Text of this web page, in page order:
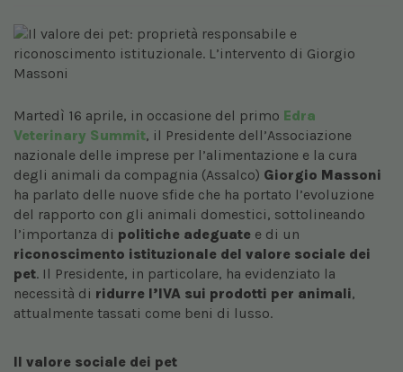
Martedì 16 aprile, in occasione del primo Edra
Veterinary Summit, il Presidente dell’Associazione
nazionale delle imprese per l’alimentazione e la cura
degli animali da compagnia (Assalco) Giorgio Massoni
ha parlato delle nuove sfide che ha portato l’evoluzione
del rapporto con gli animali domestici, sottolineando
l’importanza di politiche adeguate e di un
riconoscimento istituzionale del valore sociale dei
pet. Il Presidente, in particolare, ha evidenziato la
necessità di ridurre l’IVA sui prodotti per animali,
attualmente tassati come beni di lusso.
Il valore sociale dei pet